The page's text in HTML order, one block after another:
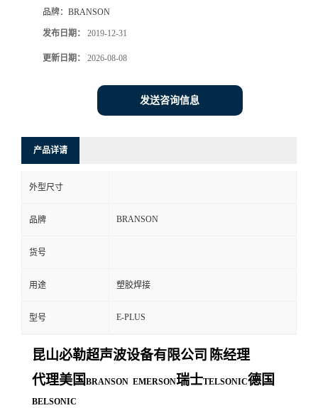
品牌： BRANSON
发布日期： 2019-12-31
更新日期： 2026-08-08
发送咨询信息
产品详请
外型尺寸
品牌 BRANSON
货号
用途 塑胶焊接
型号 E-PLUS
昆山必勒超声波设备有限公司 陈经理
代理美国 BRANSON EMERSON瑞士TELSONIC德国
BELSONIC